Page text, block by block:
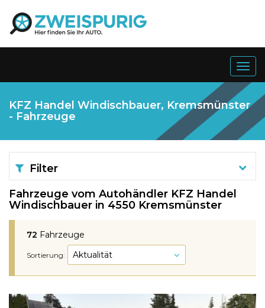
KFZ Handel Windischbauer, Kremsmünster
- Fahrzeuge
Filter
Fahrzeuge vom Autohändler KFZ Handel
Windischbauer in 4550 Kremsmünster
72 Fahrzeuge
Sortierung: